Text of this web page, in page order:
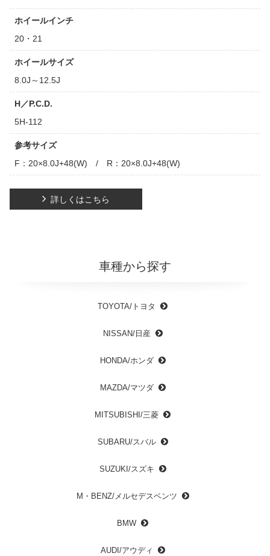
ホイールインチ
20・21
ホイールサイズ
8.0J～12.5J
H／P.C.D.
5H-112
参考サイズ
F：20×8.0J+48(W) / R：20×8.0J+48(W)
詳しくはこちら
車種から探す
TOYOTA/トヨタ
NISSAN/日産
HONDA/ホンダ
MAZDA/マツダ
MITSUBISHI/三菱
SUBARU/スバル
SUZUKI/スズキ
M・BENZ/メルセデスベンツ
BMW
AUDI/アウディ